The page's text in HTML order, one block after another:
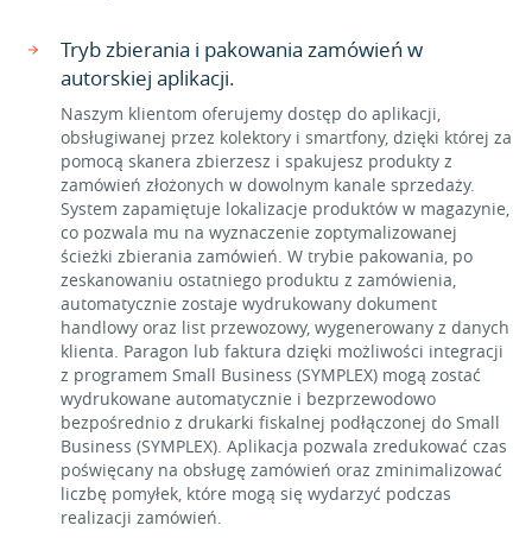
Tryb zbierania i pakowania zamówień w
autorskiej aplikacji.
Naszym klientom oferujemy dostęp do aplikacji,
obsługiwanej przez kolektory i smartfony, dzięki której za
pomocą skanera zbierzesz i spakujesz produkty z
zamówień złożonych w dowolnym kanale sprzedaży.
System zapamiętuje lokalizacje produktów w magazynie,
co pozwala mu na wyznaczenie zoptymalizowanej
ścieżki zbierania zamówień. W trybie pakowania, po
zeskanowaniu ostatniego produktu z zamówienia,
automatycznie zostaje wydrukowany dokument
handlowy oraz list przewozowy, wygenerowany z danych
klienta. Paragon lub faktura dzięki możliwości integracji
z programem Small Business (SYMPLEX) mogą zostać
wydrukowane automatycznie i bezprzewodowo
bezpośrednio z drukarki fiskalnej podłączonej do Small
Business (SYMPLEX). Aplikacja pozwala zredukować czas
poświęcany na obsługę zamówień oraz zminimalizować
liczbę pomyłek, które mogą się wydarzyć podczas
realizacji zamówień.